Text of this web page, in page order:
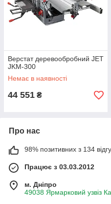
Верстат деревообробний JET
JKM-300
Немає в наявності
44 551 ₴
Про нас
98% позитивних з 134
Працює з 03.03.2012
м. Дніпро
49038 Ярмарковий узвіз